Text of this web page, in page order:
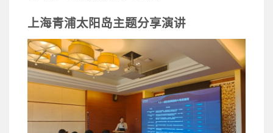
上海青浦太阳岛主题分享演讲